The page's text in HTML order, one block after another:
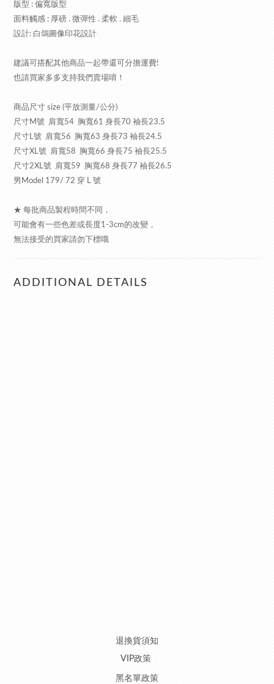
版型 : 偏寬版型
面料觸感 : 厚磅 . 微彈性 . 柔軟 . 細毛
設計: 白鴿圖像印花設計
建議可搭配其他商品一起帶還可分擔運費!
也請買家多多支持我們賣場唷！
商品尺寸 size (平放測量/公分)
尺寸M號 肩寬54 胸寬61 身長70 袖長23.5
尺寸L號 肩寬56 胸寬63 身長73 袖長24.5
尺寸XL號 肩寬58 胸寬66 身長75 袖長25.5
尺寸2XL號 肩寬59 胸寬68 身長77 袖長26.5
男Model 179/ 72 穿 L 號
★ 每批商品製程時間不同，
可能會有一些色差或長度1-3cm的改變，
無法接受的買家請勿下標哦
ADDITIONAL DETAILS
退換貨須知
VIP政策
黑名單政策